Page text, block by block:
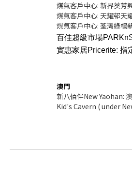
煤氣客戶中心: 新界葵芳
煤氣客戶中心: 天耀邨天
煤氣客戶中心: 荃灣綠楊
百佳超級市場
實惠家居Pricerite: 指
澳門
新八佰伴New Yaohan:
Kid's Cavern ( under